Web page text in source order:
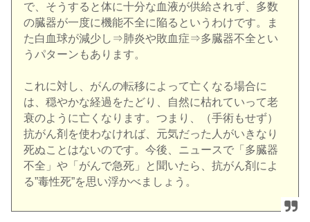
で、そうすると体に十分な血液が供給されず、多数
の臓器が一度に機能不全に陥るというわけです。ま
た白血球が減少し⇒肺炎や敗血症⇒多臓器不全とい
うパターンもあります。
これに対し、がんの転移によって亡くなる場合に
は、穏やかな経過をたどり、自然に枯れていって老
衰のように亡くなります。つまり、（手術もせず）
抗がん剤を使わなければ、元気だった人がいきなり
死ぬことはないのです。今後、ニュースで「多臓器
不全」や「がんで急死」と聞いたら、抗がん剤によ
る”毒性死”を思い浮かべましょう。